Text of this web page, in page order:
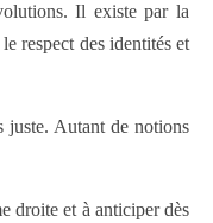
Il existe par la
respect des identités et
juste. Autant de notions
droite et à anticiper dès